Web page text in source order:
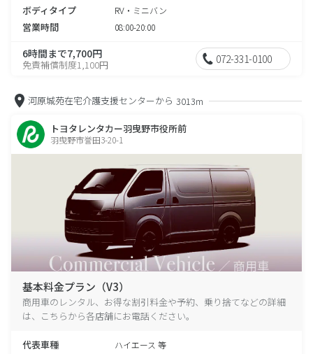
ボディタイプ RV・ミニバン
営業時間 08:00-20:00
6時間まで7,700円
免責補償制度1,100円 072-331-0100
河原城苑在宅介護支援センターから 3013m
トヨタレンタカー羽曳野市役所前
羽曳野市誉田3-20-1
基本料金プラン（V3）
商用車のレンタル、お得な割引料金や予約、乗り捨てなどの詳細
は、こちらから各店舗にお電話ください。
代表車種 ハイエース 等